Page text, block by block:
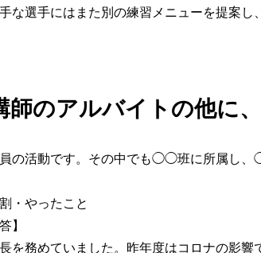
な選手にはまた別の練習メニューを提案
のアルバイトの他に
の活動です。その中でも◯◯班に所属し、
・やったこと
】
務めていました。昨年度はコロナの影